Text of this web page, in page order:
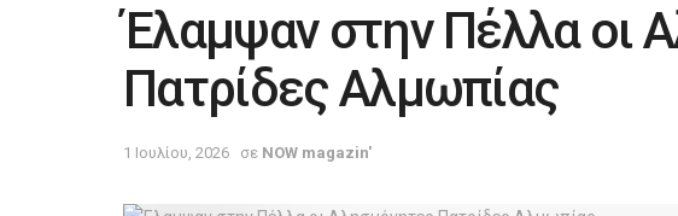
Έλαμψαν στην Πέλλα οι
Πατρίδες Αλμωπίας
1 Ιουλίου, 2026 σε NOW magazin'